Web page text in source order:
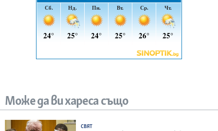
Може да ви хареса също
СВЯТ